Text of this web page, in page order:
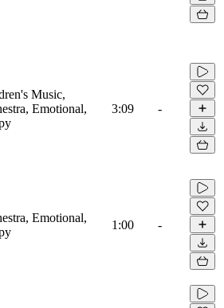
Music,
Emotional,
3:09 -
Emotional,
1:00 -